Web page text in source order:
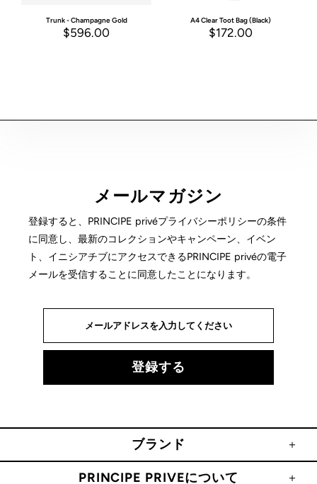
Trunk - Champagne Gold
$596.00
A4 Clear Toot Bag (Black)
$172.00
メールマガジン
登録すると、PRINCIPE privéプライバシーポリシーの条件
に同意し、最新のコレクションやキャンペーン、イベン
ト、イニシアチブにアクセスできるPRINCIPE privéの電子
メールを受信することに同意したことになります。
ブランド
PRINCIPE PRIVEについて